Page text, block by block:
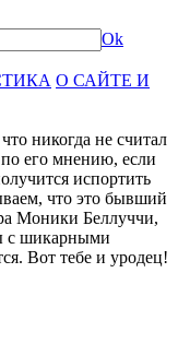
Ok
О САЙТЕ И
никогда не считал
его мнению, если
испортить
что это бывший
Моники Беллуччи,
с шикарными
Вот тебе и уродец!